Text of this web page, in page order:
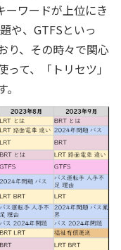
ーワードが上位にき
や、GTFSといっ
り、その時々で関心
て、「トリセツ」